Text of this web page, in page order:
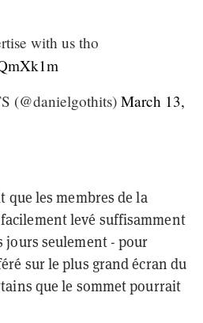
with us tho
(@danielgothits) March 13,
les membres de la
levé suffisamment
jours seulement - pour
sur le plus grand écran du
que le sommet pourrait